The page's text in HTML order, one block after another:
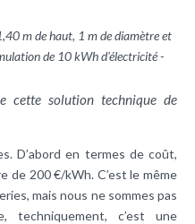
m de haut, 1 m de diamètre et
de 10 kWh d'électricité -
cette solution technique de
D’abord en termes de coût,
de 200 €/kWh. C’est le même
mais nous ne sommes pas
techniquement, c’est une